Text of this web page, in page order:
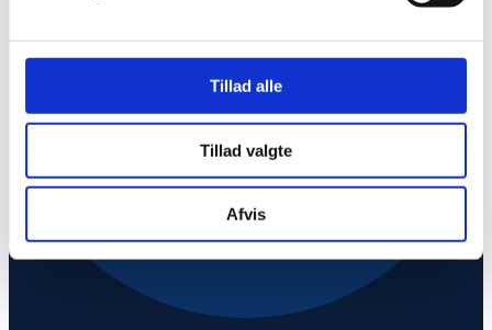
Tillad alle
Tillad valgte
Afvis